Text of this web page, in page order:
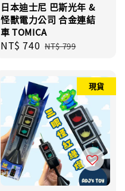
日本迪士尼 巴斯光年 &
怪獸電力公司 合金連結
車 TOMICA
Sale
NT$ 740 Regular
NT$ 799
現貨